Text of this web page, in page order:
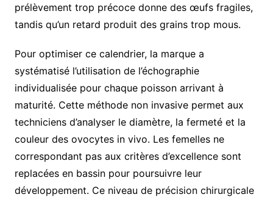
prélèvement trop précoce donne des œufs fragiles,
tandis qu’un retard produit des grains trop mous.
Pour optimiser ce calendrier, la marque a
systématisé l’utilisation de l’échographie
individualisée pour chaque poisson arrivant à
maturité. Cette méthode non invasive permet aux
techniciens d’analyser le diamètre, la fermeté et la
couleur des ovocytes in vivo. Les femelles ne
correspondant pas aux critères d’excellence sont
replacées en bassin pour poursuivre leur
développement. Ce niveau de précision chirurgicale